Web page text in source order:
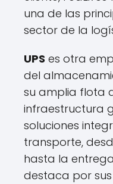
una de las
sector de la
UPS es otra
del
su amplia flota
infraestructura
soluciones
transporte,
hasta la
destaca por